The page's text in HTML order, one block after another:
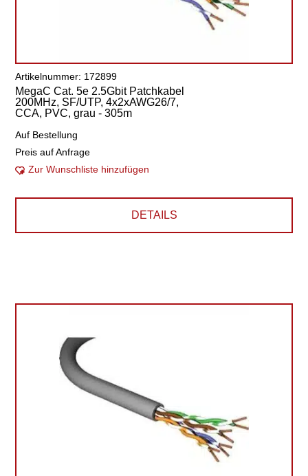
Artikelnummer: 172899
MegaC Cat. 5e 2.5Gbit Patchkabel
200MHz, SF/UTP, 4x2xAWG26/7,
CCA, PVC, grau - 305m
Auf Bestellung
Preis auf Anfrage
Zur Wunschliste hinzufügen
DETAILS